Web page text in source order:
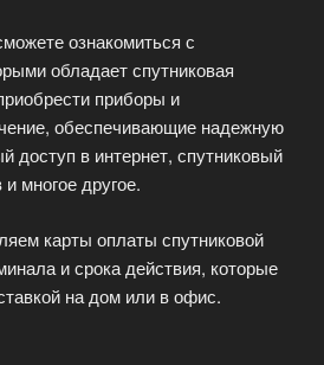
ознакомиться с
обладает спутниковая
приборы и
обеспечивающие надежную
доступ в интернет, спутниковый
многое другое.
карты оплаты спутниковой
и срока действия, которые
на дом или в офис.